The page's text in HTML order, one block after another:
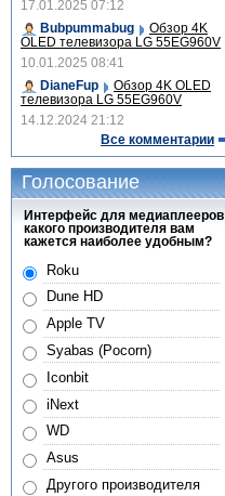
17.01.2025 07:12
Bubpummabug
Обзор 4K
OLED телевизора LG 55EG960V
10.01.2025 08:41
DianeFup
Обзор 4K OLED
телевизора LG 55EG960V
14.12.2024 21:12
Все комментарии
Голосование
Интерфейс для медиаплееров
какого производителя вам
кажется наиболее удобным?
Roku
Dune HD
Apple TV
Syabas (Pocorn)
Iconbit
iNext
WD
Asus
Другого производителя